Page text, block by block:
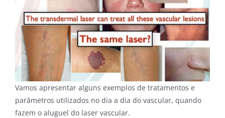
Vamos apresentar alguns exemplos de tratamentos e
parâmetros utilizados no dia a dia do vascular, quando
fazem o aluguel do laser vascular.